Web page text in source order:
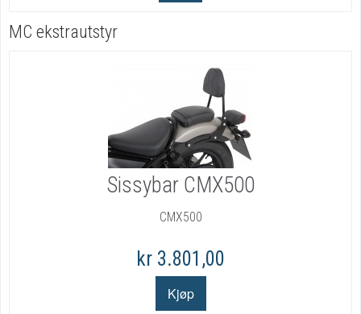
MC ekstrautstyr
Sissybar CMX500
CMX500
kr 3.801,00